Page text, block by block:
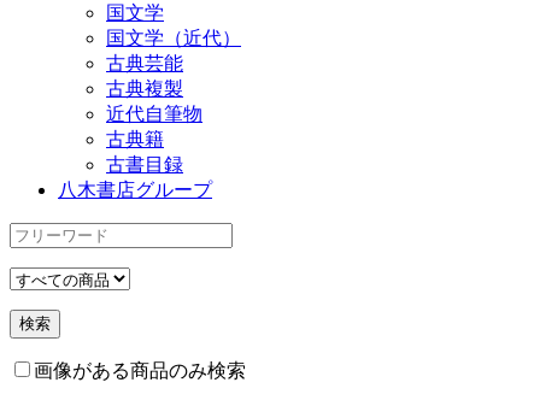
国文学
国文学（近代）
古典芸能
古典複製
近代自筆物
古典籍
古書目録
八木書店グループ
画像がある商品のみ検索